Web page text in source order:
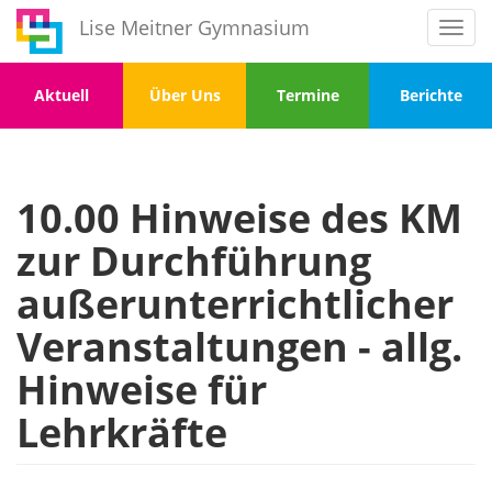
Direkt
zum
Inhalt
Lise Meitner Gymnasium
Menu
1
Aktuell
Menu
2
Über Uns
Menu
3
Termine
Menu
4
Berichte
10.00 Hinweise des KM
zur Durchführung
außerunterrichtlicher
Veranstaltungen - allg.
Hinweise für
Lehrkräfte